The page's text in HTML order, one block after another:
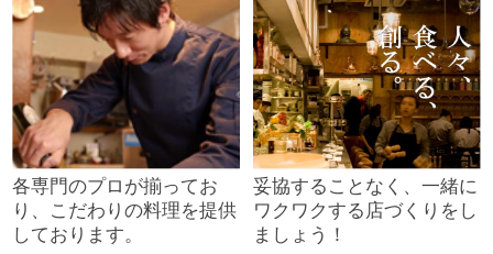
各専門のプロが揃ってお
り、こだわりの料理を提供
しております。
妥協することなく、一緒に
ワクワクする店づくりをし
ましょう！